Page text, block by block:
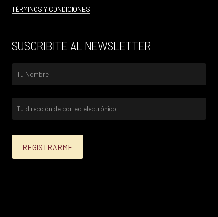
TÉRMINOS Y CONDICIONES
SUSCRIBITE AL NEWSLETTER